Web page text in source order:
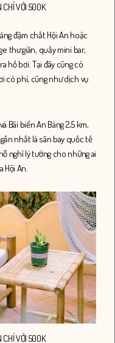
CHỈ VỚI 500K
đậm chất Hội An hoặc
thư giãn, quầy mini bar,
hồ bơi. Tại đây cũng có
có phí, cũng như dịch vụ
Bãi biển An Bàng 2,5 km,
nhất là sân bay quốc tế
nghỉ lý tưởng cho những ai
An.
CHỈ VỚI 500K